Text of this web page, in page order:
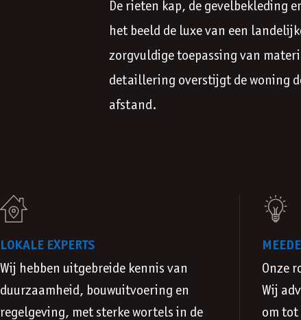
De rieten kap, de gevelbekleding
het beeld de luxe van een
zorgvuldige toepassing van
detaillering overstijgt de woning
afstand.
LOKALE EXPERTS
Wij hebben uitgebreide kennis van
duurzaamheid, bouwuitvoering en
regelgeving, met sterke wortels in de
Onze
Wij
om tot